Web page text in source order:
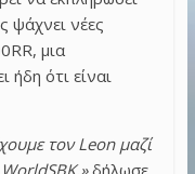
ψάχνει νέες
μια
ήδη ότι είναι
τον Leon μαζί
δήλωσε